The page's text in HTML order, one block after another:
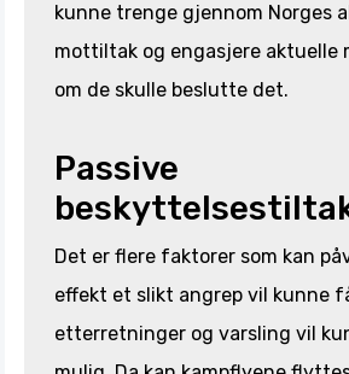
kunne trenge gjennom Norges
mottiltak og engasjere aktuelle
om de skulle beslutte det.
Passive
Det er flere faktorer som kan
effekt et slikt angrep vil kunne
etterretninger og varsling vil